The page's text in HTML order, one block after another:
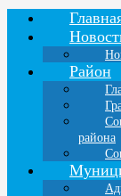
Район
района